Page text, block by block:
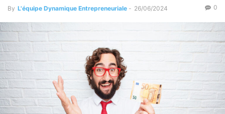
By L'équipe Dynamique Entrepreneuriale - 26/06/2024 0